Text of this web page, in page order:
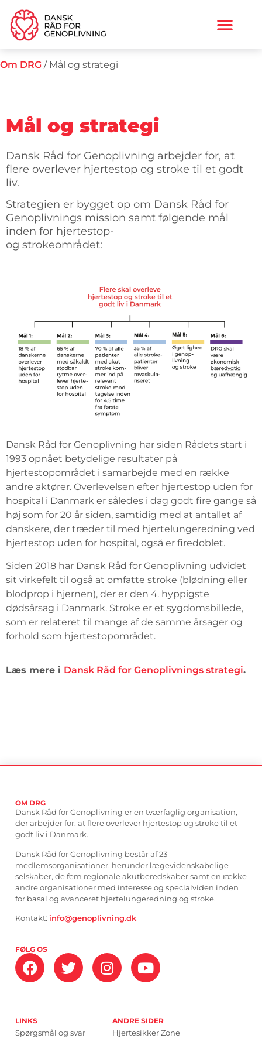
Om DRG / Mål og strategi
Mål og strategi
Dansk Råd for Genoplivning arbejder for, at
flere overlever hjertestop og stroke til et godt
liv.
Strategien er bygget op om Dansk Råd for
Genoplivnings mission samt følgende mål
inden for hjertestop-
og strokeområdet:
Dansk Råd for Genoplivning har siden Rådets start i
1993 opnået betydelige resultater på
hjertestopområdet i samarbejde med en række
andre aktører. Overlevelsen efter hjertestop uden for
hospital i Danmark er således i dag godt fire gange så
høj som for 20 år siden, samtidig med at antallet af
danskere, der træder til med hjertelungeredning ved
hjertestop uden for hospital, også er firedoblet.
Siden 2018 har Dansk Råd for Genoplivning udvidet
sit virkefelt til også at omfatte stroke (blødning eller
blodprop i hjernen), der er den 4. hyppigste
dødsårsag i Danmark. Stroke er et sygdomsbillede,
som er relateret til mange af de samme årsager og
forhold som hjertestopområdet.
Læs mere i Dansk Råd for Genoplivnings strategi.
OM DRG
Dansk Råd for Genoplivning er en tværfaglig organisation,
der arbejder for, at flere overlever hjertestop og stroke til et
godt liv i Danmark.
Dansk Råd for Genoplivning består af 23
medlemsorganisationer, herunder lægevidenskabelige
selskaber, de fem regionale akutberedskaber samt en række
andre organisationer med interesse og specialviden inden
for basal og avanceret hjertelungeredning og stroke.
Kontakt: info@genoplivning.dk
FØLG OS
LINKS
Spørgsmål og svar
ANDRE SIDER
Hjertesikker Zone